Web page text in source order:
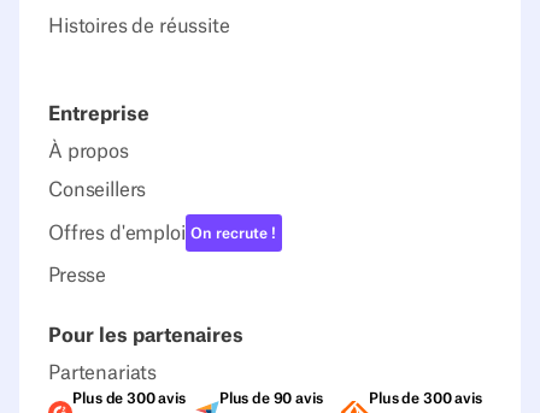
Histoires de réussite
Entreprise
À propos
Conseillers
Offres d'emploi On recrute !
Presse
Pour les partenaires
Partenariats
Notes G2
Plus de 300 avis Notes Capterra
Plus de 90 avis Notes
Plus de 300 avis